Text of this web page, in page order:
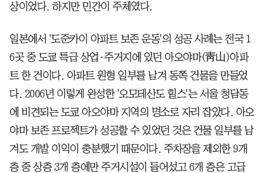
상이었다. 하지만 민간이 주체였다.
일본에서 '도준카이 아파트 보존 운동'의 성공 사례는 전국 1
6곳 중 도쿄 특급 상업·주거지에 있던 아오야마(靑山)아파
트 한 건이다. 아파트 원형 일부를 남겨 동쪽 건물을 만들었
다. 2006년 이렇게 완성한 '오모테산도 힐스'는 서울 청담동
에 비견되는 도쿄 아오야마 지역의 명소로 자리 잡았다. 아오
야마 보존 프로젝트가 성공할 수 있었던 것은 건물 일부를 남
겨도 개발 이익이 충분했기 때문이다. 주차장을 제외한 9개
층 중 상층 3개 층에만 주거시설이 들어섰고 6개 층은 고급